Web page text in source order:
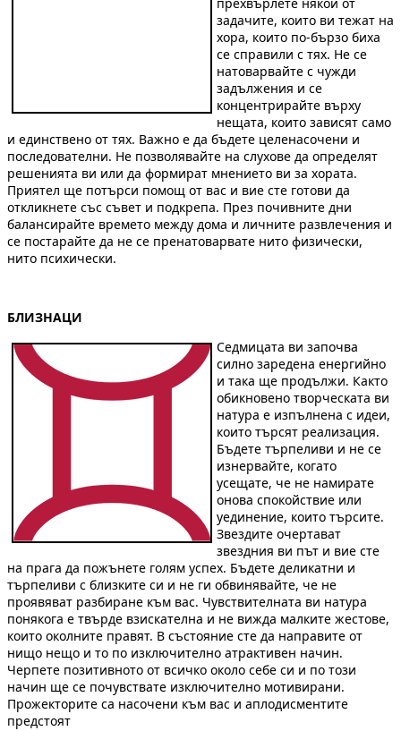
прехвърлете някои от
задачите, които ви тежат на
хора, които по-бързо биха
се справили с тях. Не се
натоварвайте с чужди
задължения и се
концентрирайте върху
нещата, които зависят само
и единствено от тях. Важно е да бъдете целенасочени и
последователни. Не позволявайте на слухове да определят
решенията ви или да формират мнението ви за хората.
Приятел ще потърси помощ от вас и вие сте готови да
откликнете със съвет и подкрепа. През почивните дни
балансирайте времето между дома и личните развлечения и
се постарайте да не се пренатоварвате нито физически,
нито психически.
БЛИЗНАЦИ
Седмицата ви започва
силно заредена енергийно
и така ще продължи. Както
обикновено творческата ви
натура е изпълнена с идеи,
които търсят реализация.
Бъдете търпеливи и не се
изнервайте, когато
усещате, че не намирате
онова спокойствие или
уединение, които търсите.
Звездите очертават
звездния ви път и вие сте
на прага да пожънете голям успех. Бъдете деликатни и
търпеливи с близките си и не ги обвинявайте, че не
проявяват разбиране към вас. Чувствителната ви натура
понякога е твърде взискателна и не вижда малките жестове,
които околните правят. В състояние сте да направите от
нищо нещо и то по изключително атрактивен начин.
Черпете позитивното от всичко около себе си и по този
начин ще се почувствате изключително мотивирани.
Прожекторите са насочени към вас и аплодисментите
предстоят